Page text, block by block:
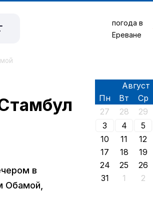
погода в
Ереване
в
Обамой,
Пн Вт Ср
27
28 29
3
4 5
10
11 12
17
18 19
24
25 26
31
1 2